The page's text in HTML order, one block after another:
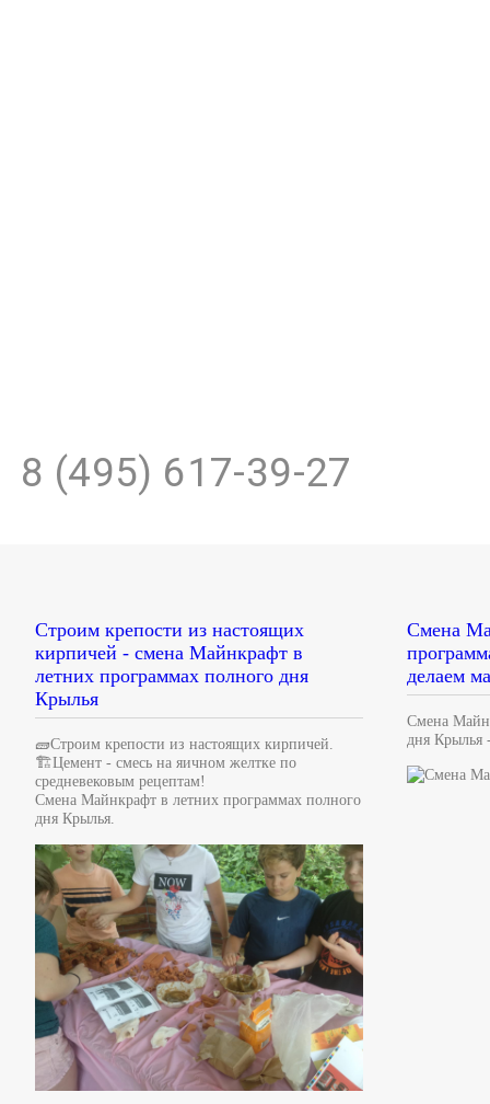
8 (495) 617-39-27
Строим крепости из настоящих
кирпичей - смена Майнкрафт в
летних программах полного дня
Крылья
🧱Строим крепости из настоящих кирпичей.
🏗Цемент - смесь на яичном желтке по
средневековым рецептам!
Смена Майнкрафт в летних программах полного
дня Крылья.
Смена
делаем
Смена
дня Крылья